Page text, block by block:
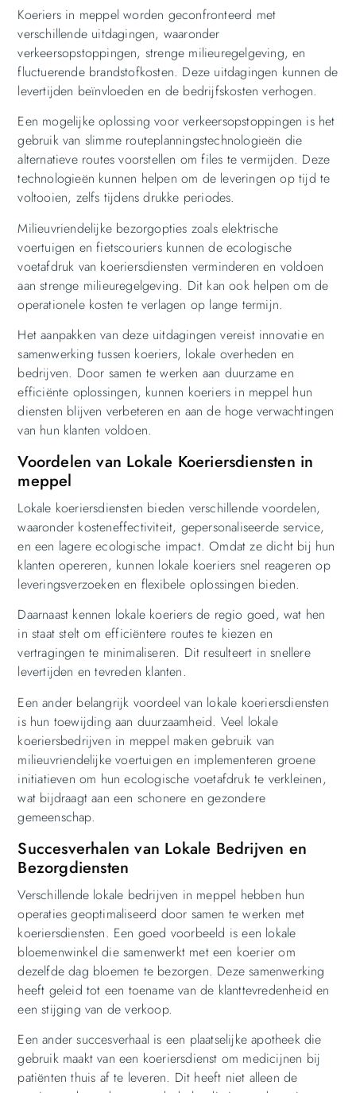
Koeriers in meppel worden geconfronteerd met
verschillende uitdagingen, waaronder
verkeersopstoppingen, strenge milieuregelgeving, en
fluctuerende brandstofkosten. Deze uitdagingen kunnen de
levertijden beïnvloeden en de bedrijfskosten verhogen.
Een mogelijke oplossing voor verkeersopstoppingen is het
gebruik van slimme routeplanningstechnologieën die
alternatieve routes voorstellen om files te vermijden. Deze
technologieën kunnen helpen om de leveringen op tijd te
voltooien, zelfs tijdens drukke periodes.
Milieuvriendelijke bezorgopties zoals elektrische
voertuigen en fietscouriers kunnen de ecologische
voetafdruk van koeriersdiensten verminderen en voldoen
aan strenge milieuregelgeving. Dit kan ook helpen om de
operationele kosten te verlagen op lange termijn.
Het aanpakken van deze uitdagingen vereist innovatie en
samenwerking tussen koeriers, lokale overheden en
bedrijven. Door samen te werken aan duurzame en
efficiënte oplossingen, kunnen koeriers in meppel hun
diensten blijven verbeteren en aan de hoge verwachtingen
van hun klanten voldoen.
Voordelen van Lokale Koeriersdiensten in
meppel
Lokale koeriersdiensten bieden verschillende voordelen,
waaronder kosteneffectiviteit, gepersonaliseerde service,
en een lagere ecologische impact. Omdat ze dicht bij hun
klanten opereren, kunnen lokale koeriers snel reageren op
leveringsverzoeken en flexibele oplossingen bieden.
Daarnaast kennen lokale koeriers de regio goed, wat hen
in staat stelt om efficiëntere routes te kiezen en
vertragingen te minimaliseren. Dit resulteert in snellere
levertijden en tevreden klanten.
Een ander belangrijk voordeel van lokale koeriersdiensten
is hun toewijding aan duurzaamheid. Veel lokale
koeriersbedrijven in meppel maken gebruik van
milieuvriendelijke voertuigen en implementeren groene
initiatieven om hun ecologische voetafdruk te verkleinen,
wat bijdraagt aan een schonere en gezondere
gemeenschap.
Succesverhalen van Lokale Bedrijven en
Bezorgdiensten
Verschillende lokale bedrijven in meppel hebben hun
operaties geoptimaliseerd door samen te werken met
koeriersdiensten. Een goed voorbeeld is een lokale
bloemenwinkel die samenwerkt met een koerier om
dezelfde dag bloemen te bezorgen. Deze samenwerking
heeft geleid tot een toename van de klanttevredenheid en
een stijging van de verkoop.
Een ander succesverhaal is een plaatselijke apotheek die
gebruik maakt van een koeriersdienst om medicijnen bij
patiënten thuis af te leveren. Dit heeft niet alleen de